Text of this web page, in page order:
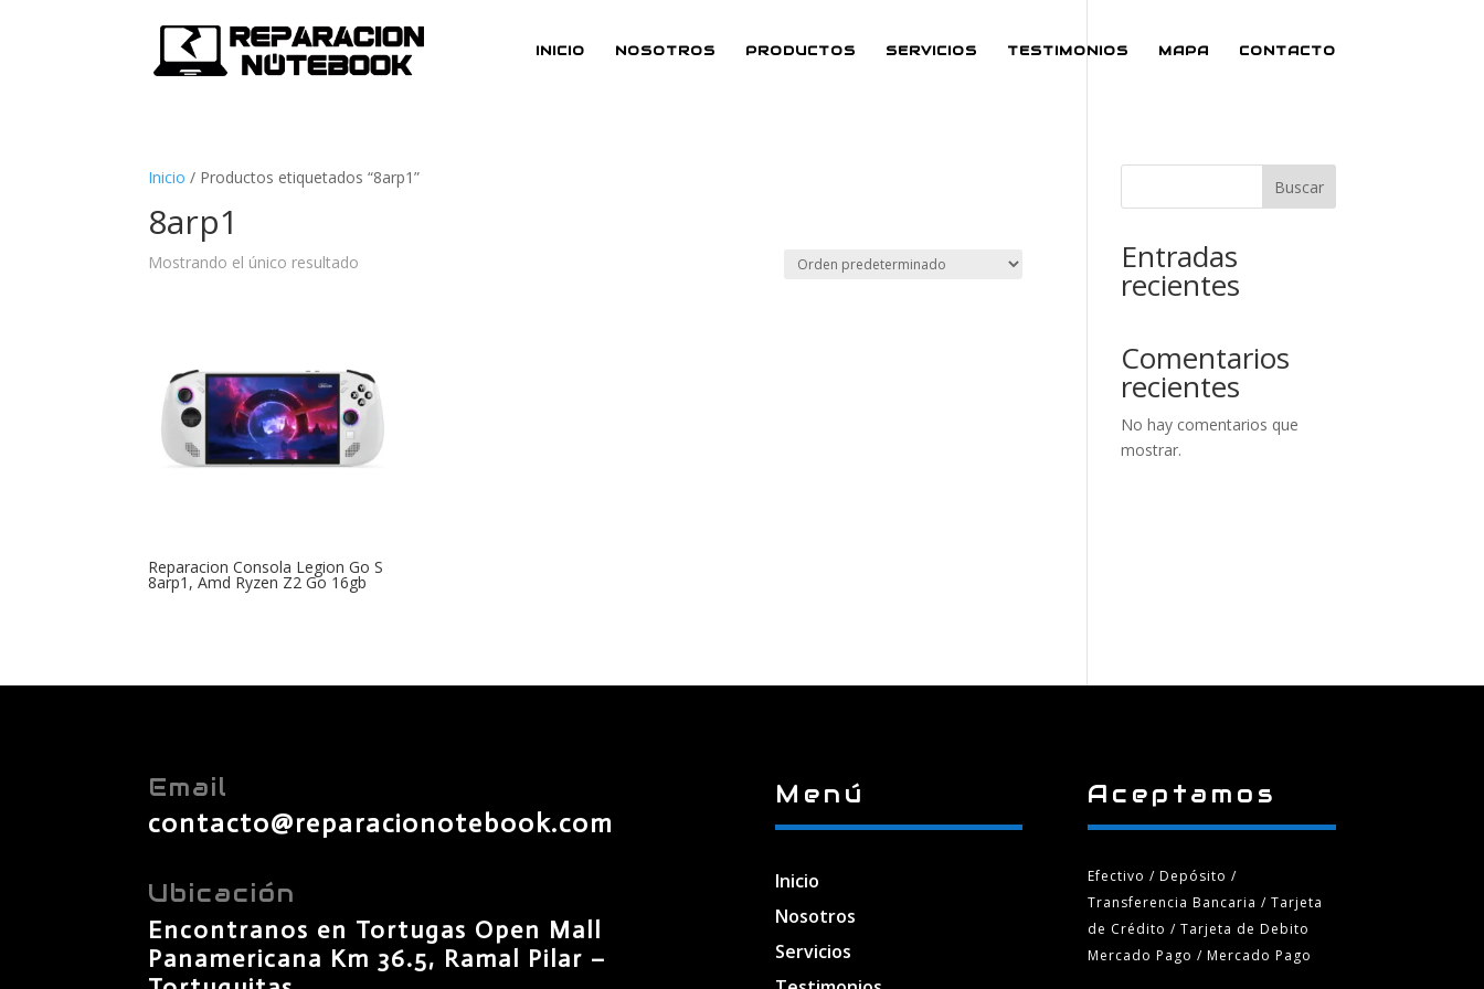
INICIO NOSOTROS PRODUCTOS SERVICIOS TESTIMONIOS MAPA CONTACTO
Inicio / Productos etiquetados “8arp1”
8arp1
Mostrando el único resultado
Reparacion Consola Legion Go S
8arp1, Amd Ryzen Z2 Go 16gb
Buscar
Entradas
recientes
Comentarios
recientes
No hay comentarios que
mostrar.
Email
contacto@reparacionotebook.com
Ubicación
Encontranos en Tortugas Open Mall
Panamericana Km 36.5, Ramal Pilar –
Menú
Inicio
Nosotros
Servicios
Aceptamos
Efectivo / Depósito /
Transferencia Bancaria/ Tarjeta
de Crédito / Tarjeta de Debito
Mercado Pago / Mercado Pago